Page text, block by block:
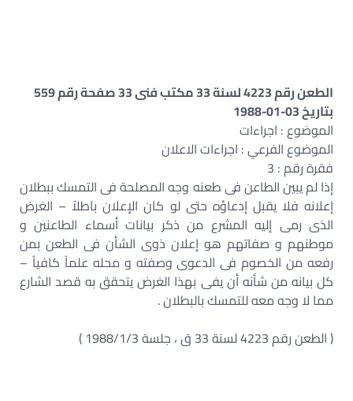
الطعن رقم 4223 لسنة 33 مكتب فنى 33 صفحة رقم 559
بتاريخ 03-01-1988
الموضوع : اجراءات
الموضوع الفرعي : اجراءات الاعلان
فقرة رقم : 3
إذا لم يبين الطاعن فى طعنه وجه المصلحة فى التمسك ببطلان
إعلانه فلا يقبل إدعاؤه حتى لو كان الإعلان باطلاً – الغرض
الذى رمى إليه المشرع من ذكر بيانات أسماء الطاعنين و
موطنهم و صفاتهم هو إعلان ذوى الشأن فى الطعن بمن
رفعه من الخصوم فى الدعوى وصفته و محله علماً كافياً –
كل بيانه من شأنه أن يفى بهذا الغرض يتحقق به قصد الشارع
مما لا وجه معه للتمسك بالبطلان .
( الطعن رقم 4223 لسنة 33 ق ، جلسة 1988/1/3 )